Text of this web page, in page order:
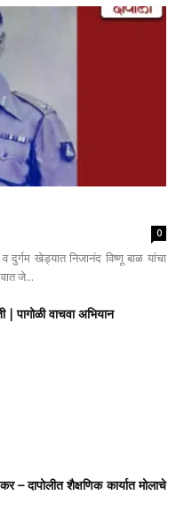
0
दुर्गम खेड्यात निजानंद विष्णू बाळ यांचा
जे...
| पागोळी वाचवा अभियान
– दापोलीत शैक्षणिक कार्यात मोलाचे